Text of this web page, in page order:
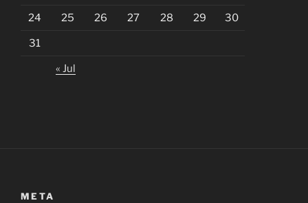
24 25 26 27 28 29 30
31
« Jul
META